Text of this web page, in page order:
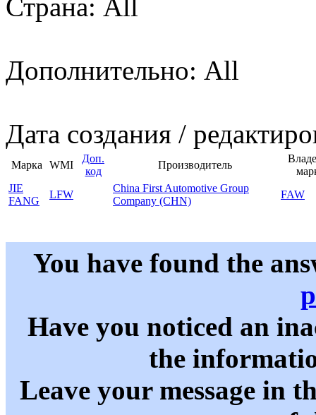
Страна: All
Дополнительно: All
Дата создания /
Марка WMI
Доп.
код
Производитель
JIE
FANG
LFW
China First Automotive Group
Company (CHN)
FAW
You have found the
Have you noticed an
the
Leave your message in